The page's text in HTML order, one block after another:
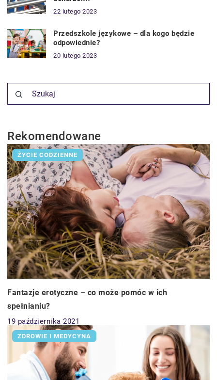
22 lutego 2023
Przedszkole językowe – dla kogo będzie
odpowiednie?
20 lutego 2023
Rekomendowane
ŻYCIE CODZIENNE
Fantazje erotyczne – co może pomóc w ich
spełnianiu?
19 października 2021
ZDROWIE I MEDYCYNA